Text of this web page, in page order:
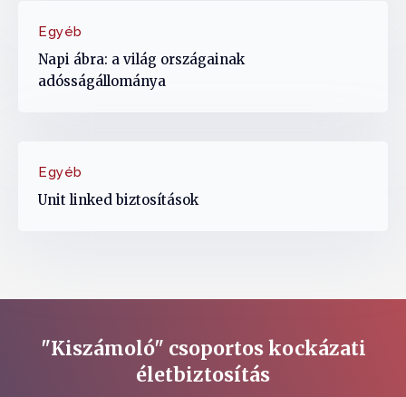
Egyéb
Napi ábra: a világ országainak
adósságállománya
Egyéb
Unit linked biztosítások
"Kiszámoló" csoportos kockázati
életbiztosítás